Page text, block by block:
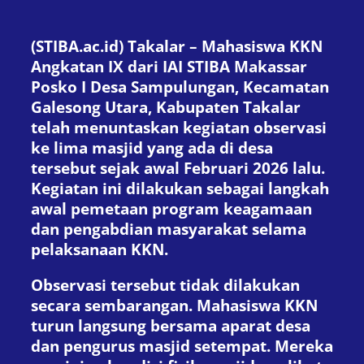
(STIBA.ac.id) Takalar – Mahasiswa KKN
Angkatan IX dari IAI STIBA Makassar
Posko I Desa Sampulungan, Kecamatan
Galesong Utara, Kabupaten Takalar
telah menuntaskan kegiatan observasi
ke lima masjid yang ada di desa
tersebut sejak awal Februari 2026 lalu.
Kegiatan ini dilakukan sebagai langkah
awal pemetaan program keagamaan
dan pengabdian masyarakat selama
pelaksanaan KKN.
Observasi tersebut tidak dilakukan
secara sembarangan. Mahasiswa KKN
turun langsung bersama aparat desa
dan pengurus masjid setempat. Mereka